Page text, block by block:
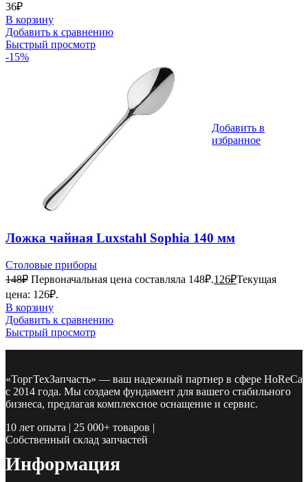
36₽
В корзину
Добавить к сравнению
Быстрый просмотр
-15%
Добавить в
избранное
Ложка чайная Luxstahl Sophia 140 мм
Столовые приборы
148₽ Первоначальная цена составляла 148₽.126₽Текущая
цена: 126₽.
В корзину
Добавить к сравнению
Быстрый просмотр
«ТоргТехЗапчасть» — ваш надежный партнер в сфере HoReCa
с 2014 года. Мы создаем фундамент для вашего стабильного
бизнеса, предлагая комплексное оснащение и сервис.
10 лет опыта | 25 000+ товаров |
Собственный склад запчастей
Информация